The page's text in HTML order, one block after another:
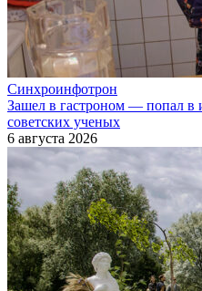
Синхроинфотрон
Зашел в гастроном — попал в
советских ученых
6 августа 2026